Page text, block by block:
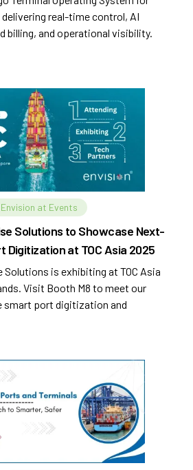
real-time control, AI
billing, and operational visibility.
Envision at Events
Solutions to Showcase Next-
Digitization at TOC Asia 2025
is exhibiting at TOC Asia
Visit Booth M8 to meet our
smart port digitization and